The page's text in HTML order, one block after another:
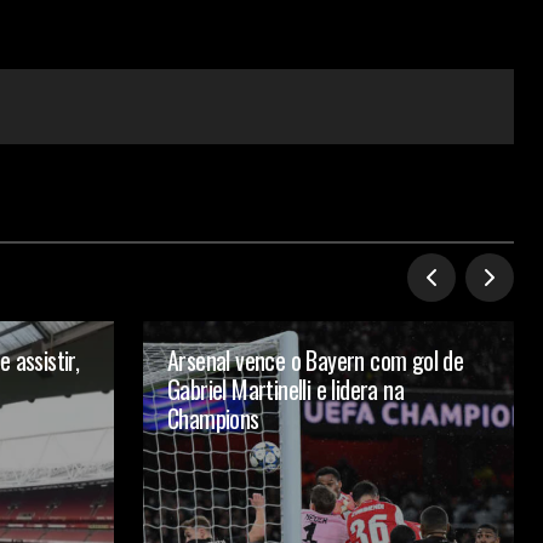
assistir,
Arsenal vence o Bayern com gol de
Gabriel Martinelli e lidera na
Champions